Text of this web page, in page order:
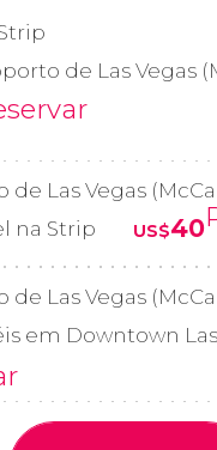
de Las Vegas
de Las Vegas
na Strip
US$40
de Las Vegas
em Downtown